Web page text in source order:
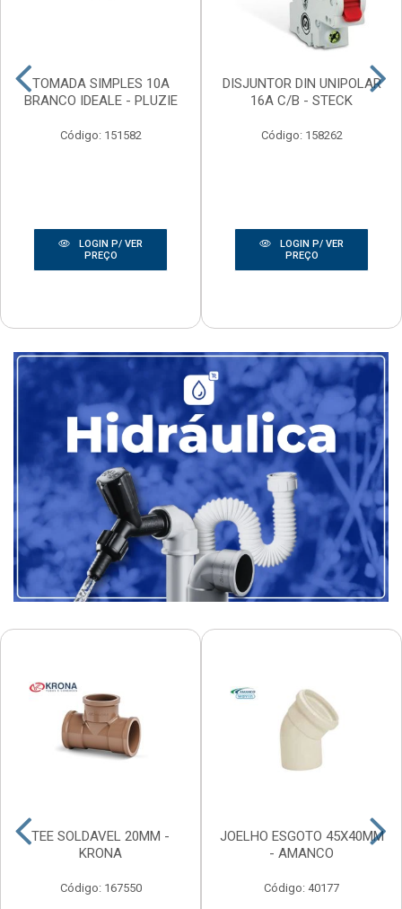
TOMADA SIMPLES 10A
BRANCO IDEALE - PLUZIE
Código: 151582
LOGIN P/ VER
PREÇO
DISJUNTOR DIN UNIPOLAR
16A C/B - STECK
Código: 158262
LOGIN P/ VER
PREÇO
TEE SOLDAVEL 20MM -
KRONA
Código: 167550
JOELHO ESGOTO 45X40MM
- AMANCO
Código: 40177